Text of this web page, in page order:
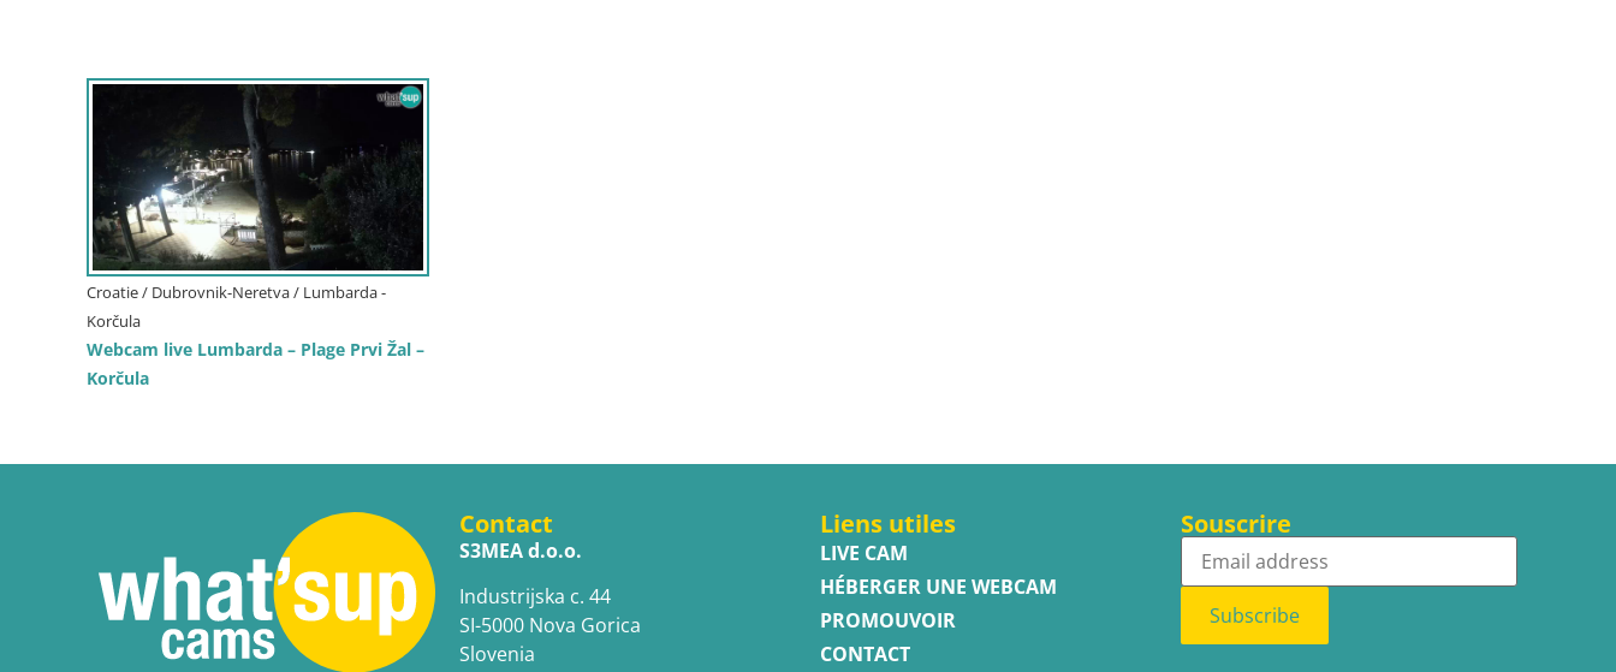
Croatie / Dubrovnik-Neretva / Lumbarda -
Korčula
Webcam live Lumbarda – Plage Prvi Žal –
Korčula
Contact
S3MEA d.o.o.
Industrijska c. 44
SI-5000 Nova Gorica
Slovenia
Liens utiles
LIVE CAM
HÉBERGER UNE WEBCAM
PROMOUVOIR
CONTACT
Souscrire
Subscribe